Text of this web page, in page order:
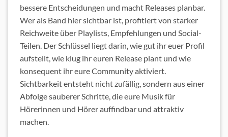
bessere Entscheidungen und macht Releases planbar.
Wer als Band hier sichtbar ist, profitiert von starker
Reichweite über Playlists, Empfehlungen und Social-
Teilen. Der Schlüssel liegt darin, wie gut ihr euer Profil
aufstellt, wie klug ihr euren Release plant und wie
konsequent ihr eure Community aktiviert.
Sichtbarkeit entsteht nicht zufällig, sondern aus einer
Abfolge sauberer Schritte, die eure Musik für
Hörerinnen und Hörer auffindbar und attraktiv
machen.